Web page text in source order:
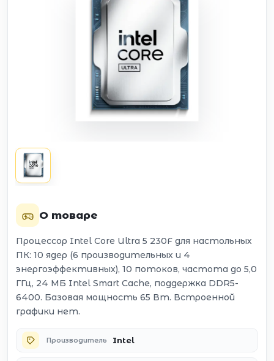
О товаре
Процессор Intel Core Ultra 5 230F для настольных
ПК: 10 ядер (6 производительных и 4
энергоэффективных), 10 потоков, частота до 5,0
ГГц, 24 МБ Intel Smart Cache, поддержка DDR5-
6400. Базовая мощность 65 Вт. Встроенной
графики нет.
Производитель Intel